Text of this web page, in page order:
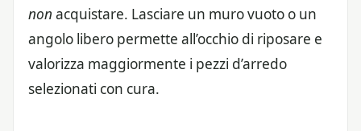
non acquistare. Lasciare un muro vuoto o un
angolo libero permette all’occhio di riposare e
valorizza maggiormente i pezzi d’arredo
selezionati con cura.